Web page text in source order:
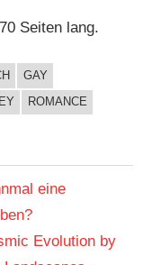
Seiten lang.
GAY
ROMANCE
eine
Evolution by